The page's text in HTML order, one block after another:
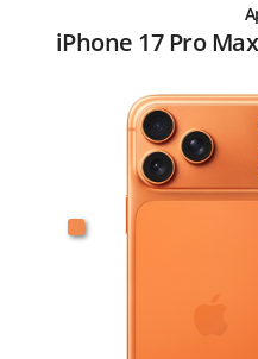
iPhone 17 Pro